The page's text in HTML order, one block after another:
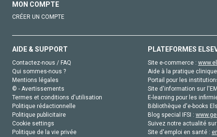
MON COMPTE
CRÉER UN COMPTE
AIDE & SUPPORT
Contactez-nous / FAQ
Qui sommes-nous ?
Mentions légales
© - Avertissements
Termes et conditions d'utilisation
Politique rédactionnelle
Politique publicitaire
Cookie settings
Politique de la vie privée
PLATEFORMES
Site e-commerce :
Aide à la pratique
Portail pour les
Site d'information sur
E-learning pour les
Bibliothèque d'e-books
Blog special IFSI :
Suivez notre actualité
Site d'emploi en santé :